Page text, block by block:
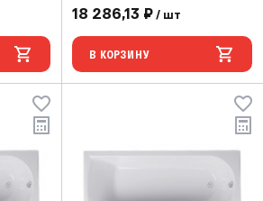
18 286,13 ₽ / шт
В КОРЗИНУ